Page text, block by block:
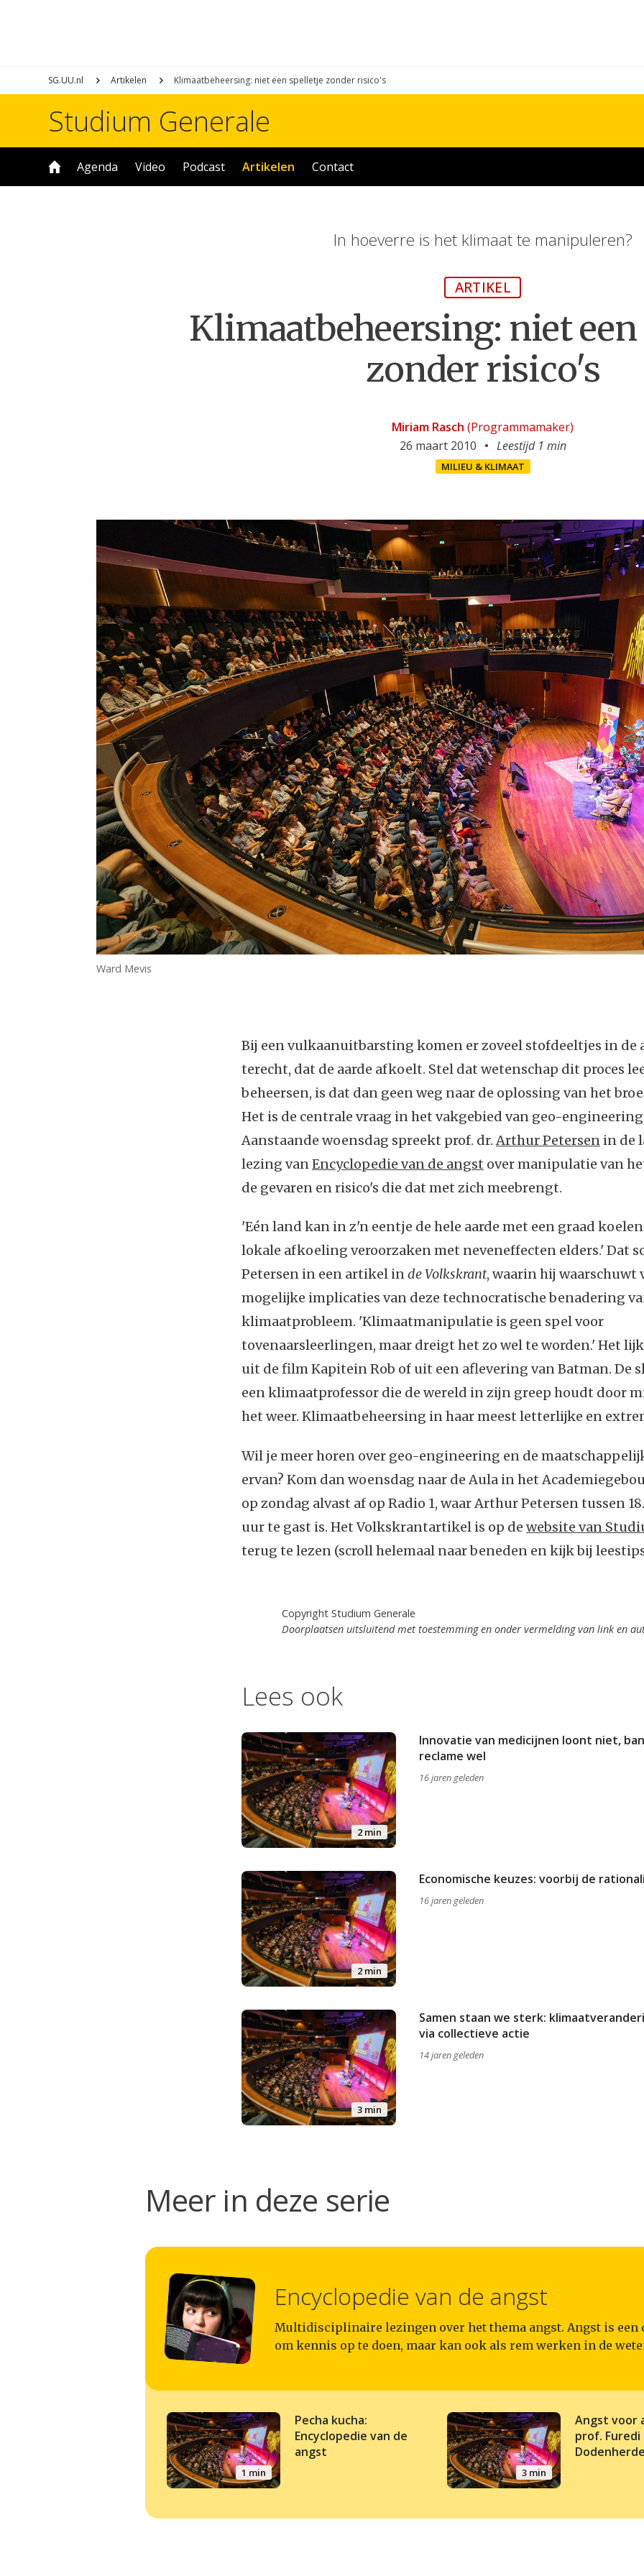
SG.UU.nl Artikelen Klimaatbeheersing: niet een spelletje zonder risico's
Studium Generale
Agenda Video Podcast Artikelen Contact
In hoeverre is het klimaat te manipuleren?
ARTIKEL
Klimaatbeheersing: niet
zonder risico's
Miriam Rasch (Programmamaker)
26 maart 2010
Leestijd 1 min
MILIEU & KLIMAAT
Ward Mevis
Bij een vulkaanuitbarsting komen er zoveel stofdeeltjes in de
terecht, dat de aarde afkoelt. Stel dat wetenschap dit proces
beheersen, is dat dan geen weg naar de oplossing van het
Het is de centrale vraag in het vakgebied van geo-
Aanstaande woensdag spreekt prof. dr. Arthur Petersen in de
lezing van Encyclopedie van de angst over manipulatie van
de gevaren en risico's die dat met zich meebrengt.
'Eén land kan in z'n eentje de hele aarde met een graad
lokale afkoeling veroorzaken met neveneffecten elders.' Dat
Petersen in een artikel inde Volkskrant, waarin hij waarschuwt
mogelijke implicaties van deze technocratische benadering
klimaatprobleem. 'Klimaatmanipulatie is geen spel voor
tovenaarsleerlingen, maar dreigt het zo wel te worden.' Het
uit de film Kapitein Rob of uit een aflevering van Batman. De
een klimaatprofessor die de wereld in zijn greep houdt door
het weer. Klimaatbeheersing in haar meest letterlijke en
Wil je meer horen over geo-engineering en de
ervan? Kom dan woensdag naar de Aula in het
op zondag alvast af op Radio 1, waar Arthur Petersen tussen
uur te gast is. Het Volkskrantartikel is op de website van
terug te lezen (scroll helemaal naar beneden en kijk bij
Copyright Studium Generale
Doorplaatsen uitsluitend met toestemming en onder vermelding van link en
Lees ook
2 min
Innovatie van medicijnen loont niet,
reclame wel
16 jaren geleden
2 min
Economische keuzes: voorbij de
16 jaren geleden
3 min
Samen staan we sterk:
via collectieve actie
14 jaren geleden
Meer in deze serie
Encyclopedie van de angst
Multidisciplinaire lezingen over het thema angst. Angst is een
om kennis op te doen, maar kan ook als rem werken in de
1 min
Pecha kucha:
Encyclopedie van de
angst
3 min
Angst voor
prof. Furedi